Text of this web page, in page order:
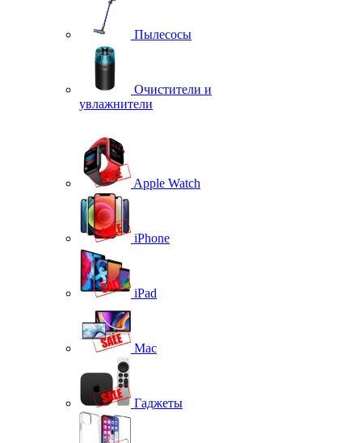
Пылесосы
Очистители и
увлажнители
Apple Watch
iPhone
iPad
Mac
Гаджеты